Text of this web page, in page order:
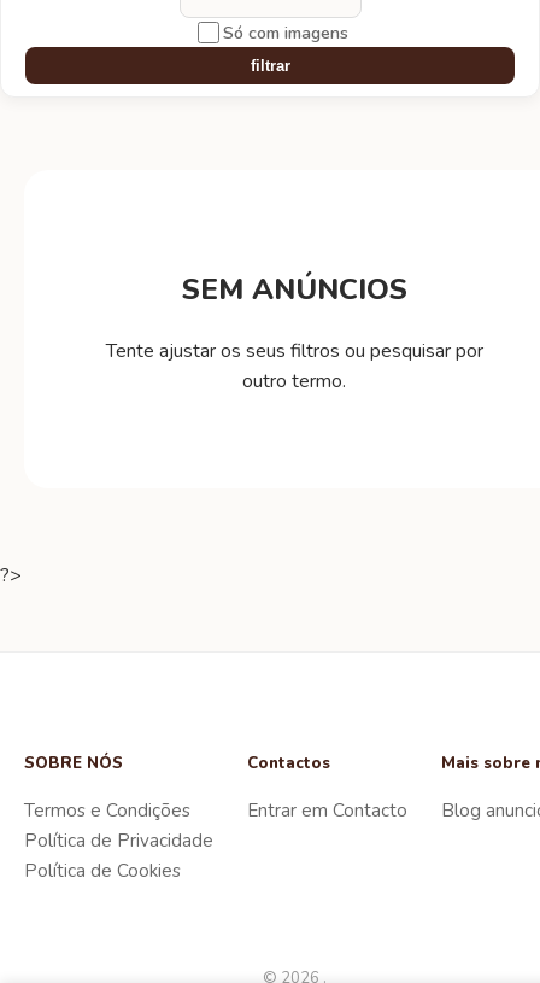
Só com imagens
filtrar
SEM ANÚNCIOS
Tente ajustar os seus filtros ou pesquisar por
outro termo.
?>
SOBRE NÓS
Termos e Condições
Política de Privacidade
Política de Cookies
Contactos
Entrar em Contacto
Mais sobre
Blog
© 2026 .